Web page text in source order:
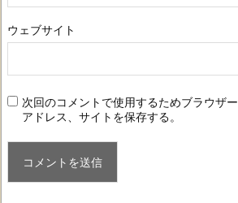
ウェブサイト
次回のコメントで使用するためブラウザ
アドレス、サイトを保存する。